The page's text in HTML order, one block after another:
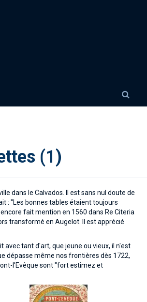
(1)
dans le Calvados. Il est sans nul doute de
: "Les bonnes tables étaient toujours
fait mention en 1560 dans Re Citeria
transformé en Augelot. Il est apprécié
avec tant d'art, que jeune ou vieux, il n'est
dépasse même nos frontières dès 1722,
l'Evêque sont "fort estimez et